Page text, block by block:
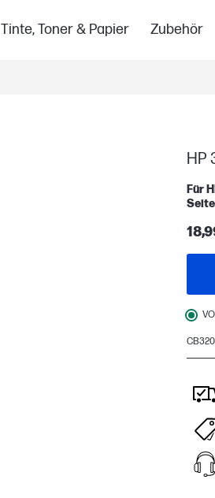
Tinte, Toner & Papier Zubehör
HP
Für